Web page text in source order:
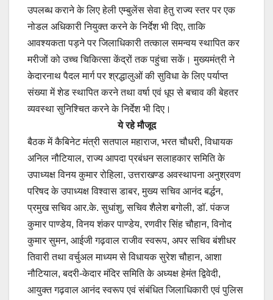
उपलब्ध कराने के लिए हेली एम्बुलेंस सेवा हेतु राज्य स्तर पर एक
नोडल अधिकारी नियुक्त करने के निर्देश भी दिए, ताकि
आवश्यकता पड़ने पर जिलाधिकारी तत्काल समन्वय स्थापित कर
मरीजों को उच्च चिकित्सा केंद्रों तक पहुंचा सकें। मुख्यमंत्री ने
केदारनाथ पैदल मार्ग पर श्रद्धालुओं की सुविधा के लिए पर्याप्त
संख्या में शेड स्थापित करने तथा वर्षा एवं धूप से बचाव की बेहतर
व्यवस्था सुनिश्चित करने के निर्देश भी दिए।
ये रहे मौजूद
बैठक में कैबिनेट मंत्री सतपाल महाराज, भरत चौधरी, विधायक
अनिल नौटियाल, राज्य आपदा प्रबंधन सलाहकार समिति के
उपाध्यक्ष विनय कुमार रोहिला, उत्तराखण्ड अवस्थापना अनुश्रवण
परिषद के उपाध्यक्ष विश्वास डाबर, मुख्य सचिव आनंद बर्द्धन,
प्रमुख सचिव आर.के. सुधांशु, सचिव शैलेश बगोली, डॉ. पंकज
कुमार पाण्डेय, विनय शंकर पाण्डेय, रणवीर सिंह चौहान, विनोद
कुमार सुमन, आईजी गढ़वाल राजीव स्वरूप, अपर सचिव बंशीधर
तिवारी तथा वर्चुअल माध्यम से विधायक सुरेश चौहान, आशा
नौटियाल, बदरी-केदार मंदिर समिति के अध्यक्ष हेमंत द्विवेदी,
आयुक्त गढ़वाल आनंद स्वरूप एवं संबंधित जिलाधिकारी एवं पुलिस